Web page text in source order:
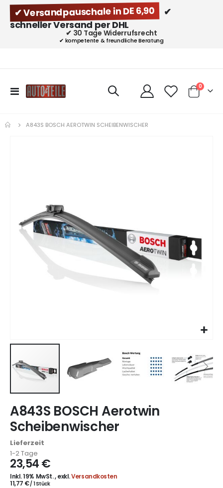
✔ Versandpauschale in DE 6,90
✔
schneller Versand per DHL
✔ 30 Tage Widerrufsrecht
✔ kompetente & freundliche Beratung
Navigation
umschalten
Cart
0Artikel
A843S BOSCH AEROTWIN SCHEIBENWISCHER
Anfang
der
Bildgalerie
springen
A843S BOSCH Aerotwin
Scheibenwischer
Lieferzeit
1-2 Tage
23,54 €
Inkl. 19% MwSt.,exkl.Versandkosten
11,77 €/ 1 Stück